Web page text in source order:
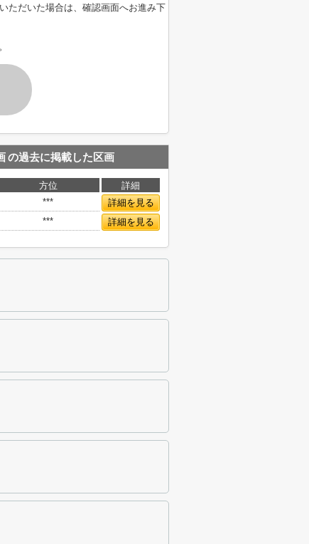
ただいた場合は、確認画面へお進み下
の過去に掲載した区画
方位
詳細
***
詳細を見る
*** 詳細を見る